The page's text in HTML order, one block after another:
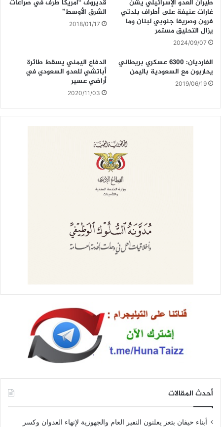
طيران العدو الإسرائيلي يشن
غارات عنيفة على أطراف بلدتي
فرون وصريفا جنوبي لبنان وما
يزال التحليق مستمر
2024/09/07
قديروف “أمريكا طرف في صراعات
الشرق الأوسط”
2018/01/17
الغارديان: 6300 عسكري بريطاني
يحاربون مع السعودية باليمن
2019/06/19
الدفاع اليمني يسقط طائرة
أباتشي للعدو السعودي في
أراضي عسير
2020/11/03
أحدث المقالات
أبناء حيفان بتعز يعلنون النفير العام والجهوزية لإنهاء العدوان وكسر